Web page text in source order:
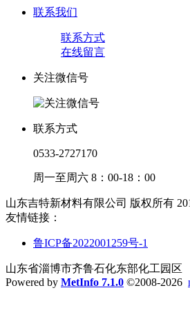
联系我们
联系方式
在线留言
关注微信号
联系方式
0533-2727170
周一至周六 8：00-18：00
山东吉特新材料有限公司 版权所有
友情链接：
鲁ICP备2022001259号-1
山东省淄博市齐鲁石化东部化工园区
Powered by MetInfo 7.1.0 ©2008-2026